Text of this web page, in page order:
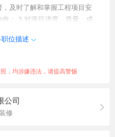
及时了解和掌握工程项目安
； 3.对项目进度、质量、成
力； 5.思路清晰，抗压能力
位描述
，均涉嫌违法，请提高警惕
公司
修